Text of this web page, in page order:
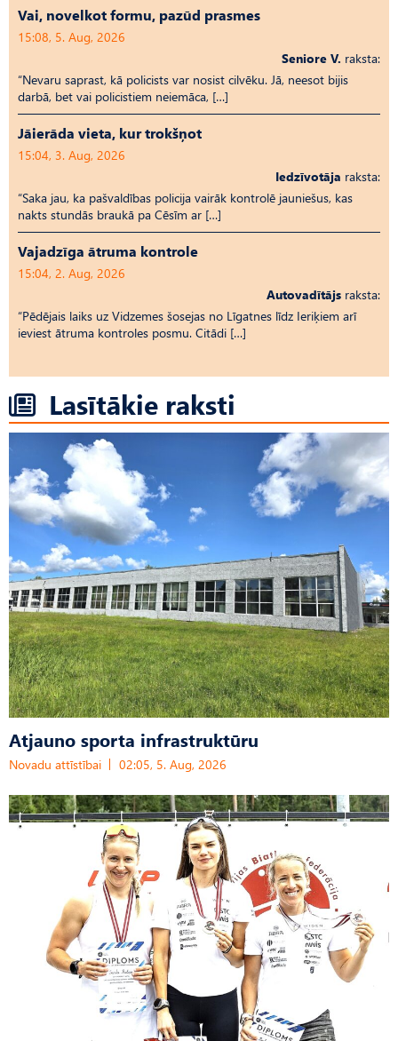
Vai, novelkot formu, pazūd prasmes
15:08, 5. Aug, 2026
Seniore V. raksta:
“Nevaru saprast, kā policists var nosist cilvēku. Jā, neesot bijis
darbā, bet vai policistiem neiemāca, […]
Jāierāda vieta, kur trokšņot
15:04, 3. Aug, 2026
Iedzīvotāja raksta:
“Saka jau, ka pašvaldības policija vairāk kontrolē jauniešus, kas
nakts stundās braukā pa Cēsīm ar […]
Vajadzīga ātruma kontrole
15:04, 2. Aug, 2026
Autovadītājs raksta:
“Pēdējais laiks uz Vid­ze­mes šosejas no Līgatnes līdz Ieriķiem arī
ieviest ātruma kontroles posmu. Citādi […]
Lasītākie raksti
Atjauno sporta infrastruktūru
Novadu attīstībai 02:05, 5. Aug, 2026